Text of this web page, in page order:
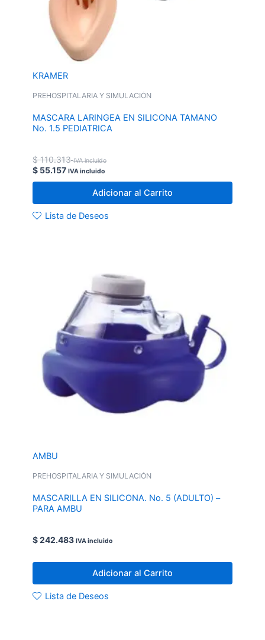
KRAMER
PREHOSPITALARIA Y SIMULACIÓN
MASCARA LARINGEA EN SILICONA TAMANO
No. 1.5 PEDIATRICA
$110.313 IVA incluido
$ 55.157 IVA incluido
Adicionar al Carrito
Lista de Deseos
AMBU
PREHOSPITALARIA Y SIMULACIÓN
MASCARILLA EN SILICONA. No. 5 (ADULTO) –
PARA AMBU
$242.483 IVA incluido
Adicionar al Carrito
Lista de Deseos